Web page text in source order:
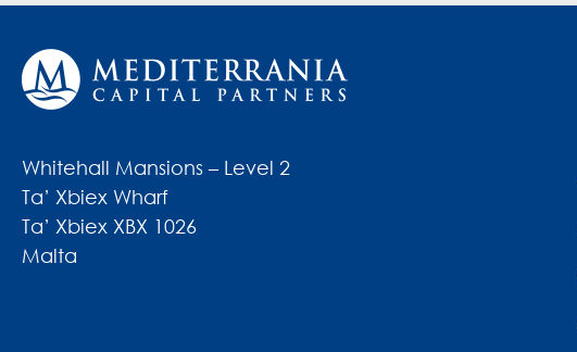
Whitehall Mansions – Level 2
Ta’ Xbiex Wharf
Ta’ Xbiex XBX 1026
Malta